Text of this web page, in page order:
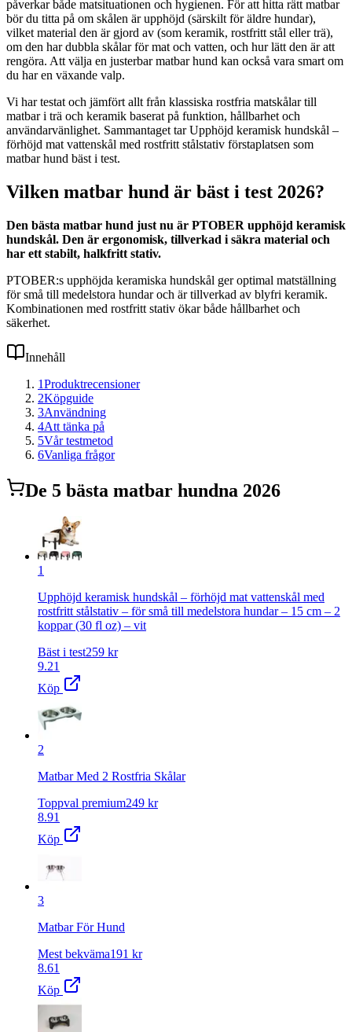
påverkar både matsituationen och hygienen. För att hitta rätt matbar
bör du titta på om skålen är upphöjd (särskilt för äldre hundar),
vilket material den är gjord av (som keramik, rostfritt stål eller trä),
om den har dubbla skålar för mat och vatten, och hur lätt den är att
rengöra. Att välja en justerbar matbar hund kan också vara smart om
du har en växande valp.
Vi har testat och jämfört allt från klassiska rostfria matskålar till
matbar i trä och keramik baserat på funktion, hållbarhet och
användarvänlighet. Sammantaget tar Upphöjd keramisk hundskål –
förhöjd mat vattenskål med rostfritt stålstativ förstaplatsen som
matbar hund bäst i test.
Vilken matbar hund är bäst i test 2026?
Den bästa matbar hund just nu är PTOBER upphöjd keramisk
hundskål. Den är ergonomisk, tillverkad i säkra material och
har ett stabilt, halkfritt stativ.
PTOBER:s upphöjda keramiska hundskål ger optimal matställning
för små till medelstora hundar och är tillverkad av blyfri keramik.
Kombinationen med rostfritt stativ ökar både hållbarhet och
säkerhet.
Innehåll
1Produktrecensioner
2Köpguide
3Användning
4Att tänka på
5Vår testmetod
6Vanliga frågor
De 5 bästa matbar hundna 2026
1
Upphöjd keramisk hundskål – förhöjd mat vattenskål med
rostfritt stålstativ – för små till medelstora hundar – 15 cm – 2
koppar (30 fl oz) – vit
Bäst i test259 kr
9.21
Köp
2
Matbar Med 2 Rostfria Skålar
Toppval premium249 kr
8.91
Köp
3
Matbar För Hund
Mest bekväma191 kr
8.61
Köp